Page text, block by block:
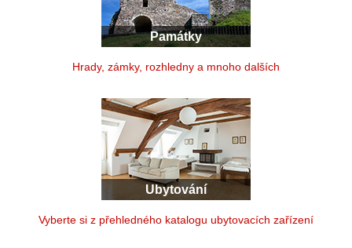
Památky
Hrady, zámky, rozhledny a mnoho dalších
Ubytování
Vyberte si z přehledného katalogu ubytovacích zařízení